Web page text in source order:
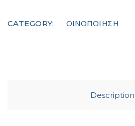
CATEGORY: ΟΙΝΟΠΟΙΗΣΗ
Description